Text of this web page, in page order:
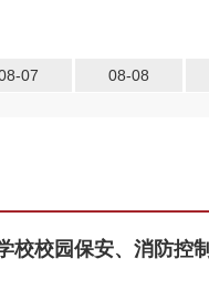
07 08-08
校校园保安、消防控